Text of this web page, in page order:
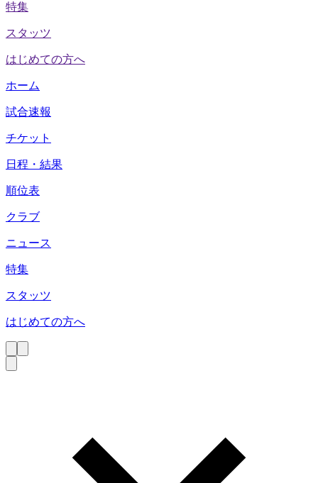
特集
スタッツ
はじめての方へ
ホーム
試合速報
チケット
日程・結果
順位表
クラブ
ニュース
特集
スタッツ
はじめての方へ